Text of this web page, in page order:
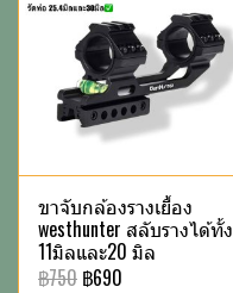
ขาจับกล้องรางเยื้อง
westhunter สลับรางได้ทั้ง
11มิลและ20 มิล
฿750 ฿690